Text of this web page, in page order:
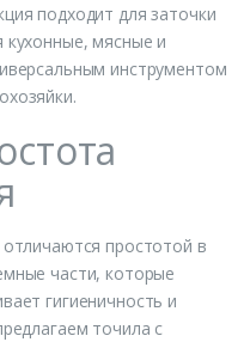
подходит для заточки
мясные и
инструментом
простотой в
части, которые
гигиеничность и
точила с